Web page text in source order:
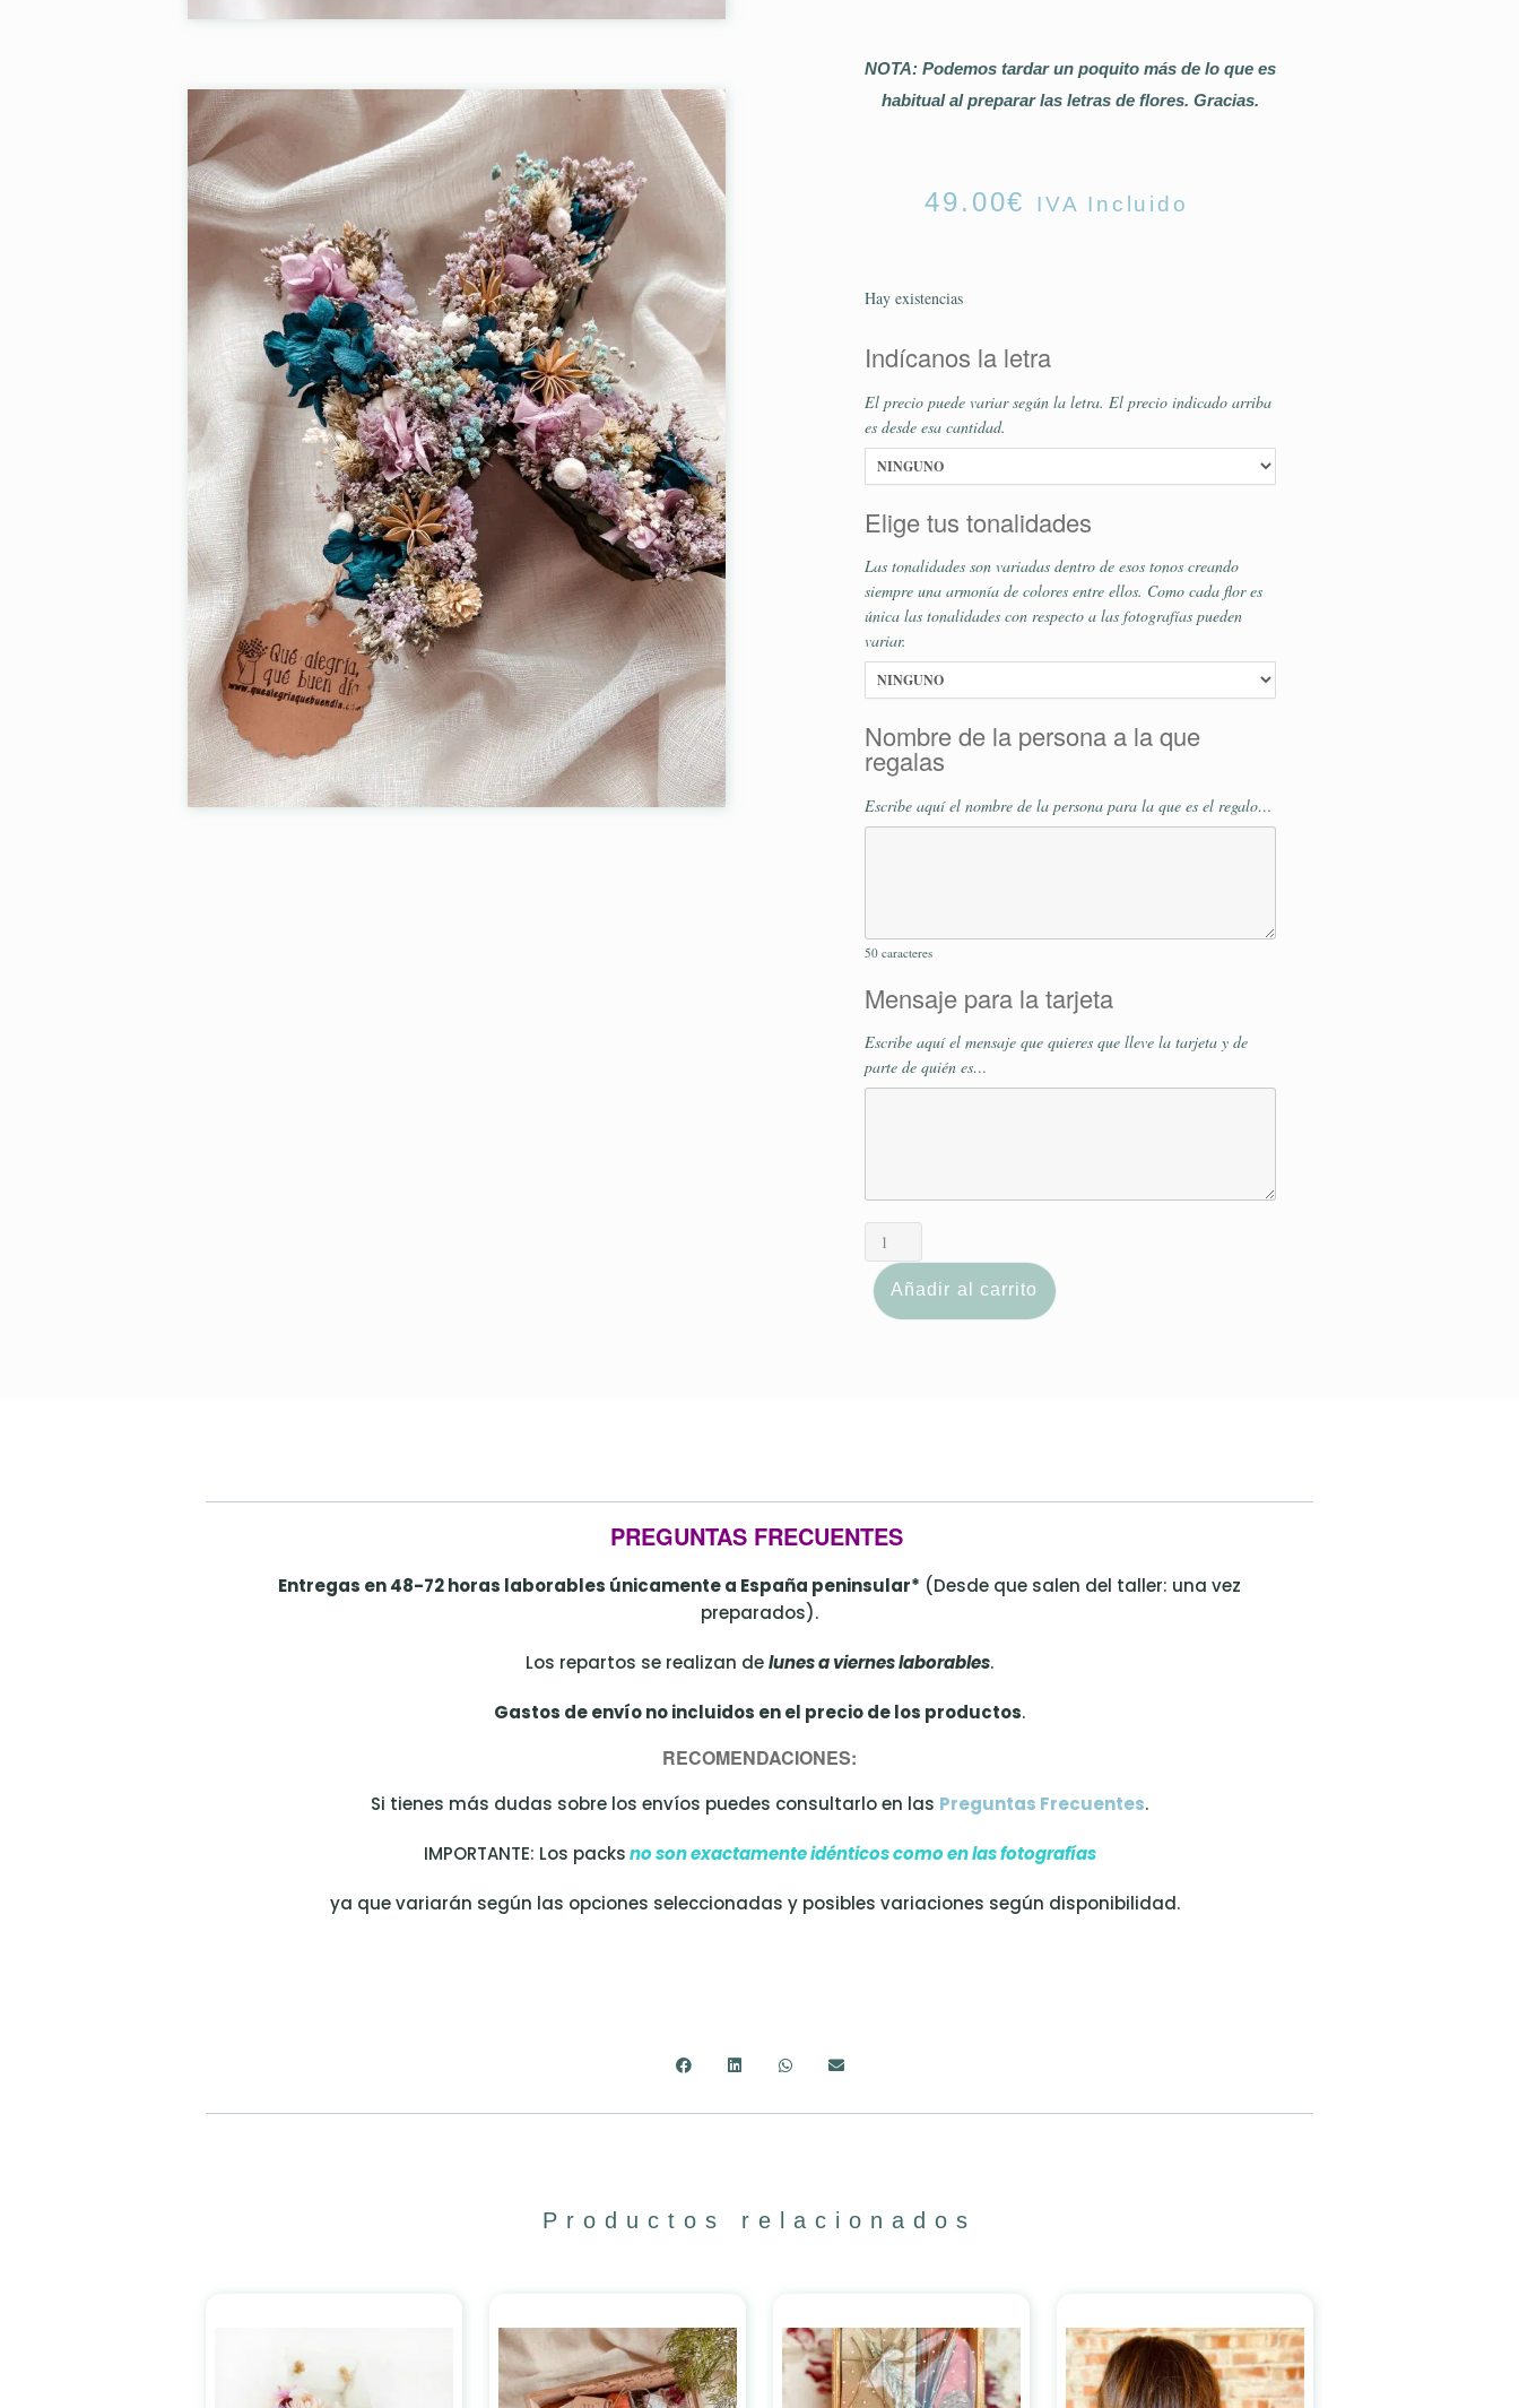
NOTA: Podemos tardar un poquito más de lo que es
habitual al preparar las letras de flores. Gracias.
49.00€ IVA Incluido
Hay existencias
Indícanos la letra
El precio puede variar según la letra. El precio indicado arriba
es desde esa cantidad.
Elige tus tonalidades
Las tonalidades son variadas dentro de esos tonos creando
siempre una armonía de colores entre ellos. Como cada flor es
única las tonalidades con respecto a las fotografías pueden
variar.
Nombre de la persona a la que
regalas
Escribe aquí el nombre de la persona para la que es el regalo…
50caracteres
Mensaje para la tarjeta
Escribe aquí el mensaje que quieres que lleve la tarjeta y de
parte de quién es…
Añadir al carrito
PREGUNTAS FRECUENTES
Entregas en 48-72 horas laborables únicamente a España peninsular* (Desde que salen del taller: una vez
preparados).
Los repartos se realizan delunes a viernes laborables.
Gastos de envío no incluidos en el precio de los productos.
RECOMENDACIONES:
Si tienes más dudas sobre los envíos puedes consultarlo en las Preguntas Frecuentes.
IMPORTANTE: Los packsno son exactamente idénticos como en las fotografías
ya que variarán según las opciones seleccionadas y posibles variaciones según disponibilidad.
Productos relacionados